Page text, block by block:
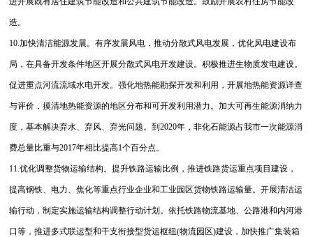
造。
10.加快清洁能源发展。有序发展风电，推动分散式风电发展，优化风电建设布
局，在具备开发条件地区开展分散式风电开发建设。积极推进生物质发电建设。
促进重点河流流域水电开发。强化地热能勘探开发和利用，开展地热能资源详查
与评价，摸清地热能资源的地区分布和可开发利用潜力。加大可再生能源消纳力
度，基本解决弃水、弃风、弃光问题。到2020年，非化石能源占我市一次能源消
费总量比重与2017年相比提高1个百分点。
11.优化调整货物运输结构。提升铁路运输比例，推进铁路货运重点项目建设，
提高钢铁、电力、焦化等重点行业企业和工业园区货物铁路运输量。开展清洁运
输行动，制定实施运输结构调整行动计划。依托铁路物流基地、公路港和内河港
口等，推进多式联运型和干支衔接型货运枢纽(物流园区)建设，加快推广集装箱